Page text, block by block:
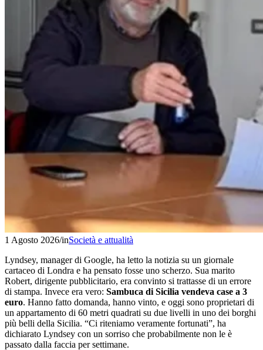
1 Agosto 2026/inSocietà e attualità
Lyndsey, manager di Google, ha letto la notizia su un giornale
cartaceo di Londra e ha pensato fosse uno scherzo. Sua marito
Robert, dirigente pubblicitario, era convinto si trattasse di un errore
di stampa. Invece era vero: Sambuca di Sicilia vendeva case a 3
euro. Hanno fatto domanda, hanno vinto, e oggi sono proprietari di
un appartamento di 60 metri quadrati su due livelli in uno dei borghi
più belli della Sicilia. “Ci riteniamo veramente fortunati”, ha
dichiarato Lyndsey con un sorriso che probabilmente non le è
passato dalla faccia per settimane.